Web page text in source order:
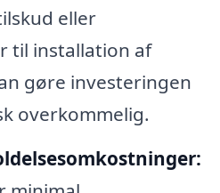
eller
til installation af
gøre investeringen
overkommelig.